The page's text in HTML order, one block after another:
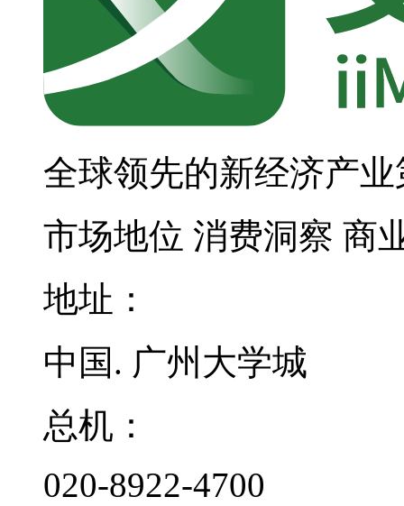
全球领先的新经济产
市场地位 消费洞察 商
地址：
中国. 广州大学城
总机：
020-8922-4700